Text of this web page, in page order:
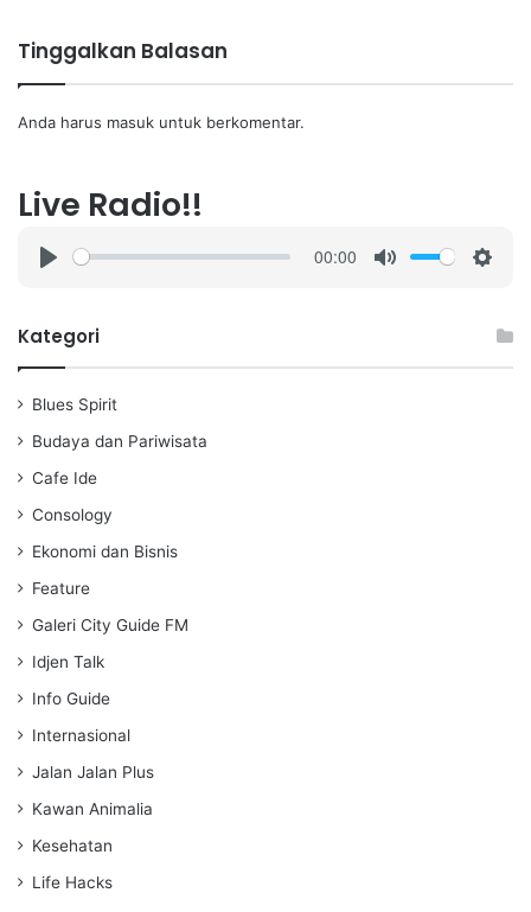
Tinggalkan Balasan
Anda harus masuk untuk berkomentar.
Live Radio!!
a
00:00
Kategori
Blues Spirit
Budaya dan Pariwisata
Cafe Ide
Consology
Ekonomi dan Bisnis
Feature
Galeri City Guide FM
Idjen Talk
Info Guide
Internasional
Jalan Jalan Plus
Kawan Animalia
Kesehatan
Life Hacks